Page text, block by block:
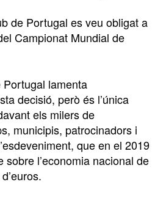
de Portugal es veu obligat a
Campionat Mundial de
Portugal lamenta
decisió, però és l’única
els milers de
municipis, patrocinadors i
que en el 2019
sobre l’economia nacional de